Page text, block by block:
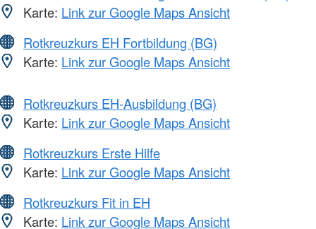
Karte: Link zur Google Maps Ansicht
Rotkreuzkurs EH Fortbildung (BG)
Karte: Link zur Google Maps Ansicht
Rotkreuzkurs EH-Ausbildung (BG)
Karte: Link zur Google Maps Ansicht
Rotkreuzkurs Erste Hilfe
Karte: Link zur Google Maps Ansicht
Rotkreuzkurs Fit in EH
Karte: Link zur Google Maps Ansicht